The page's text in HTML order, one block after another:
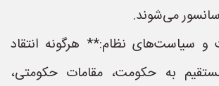
می‌شوند.
سیاست‌های نظام:** هرگونه انتقاد
به حکومت، مقامات حکومتی،